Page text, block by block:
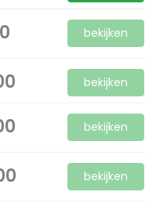
bekijken
bekijken
bekijken
bekijken